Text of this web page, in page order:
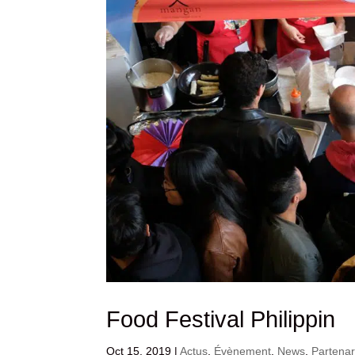
Food Festival Philippin
Oct 15, 2019 |Actus Évènement News